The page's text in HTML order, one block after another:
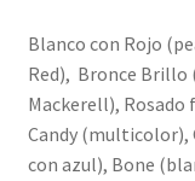
Blanco con Rojo
Red), Bronce Brillo
Mackerell),
Candy (multicolor),
con azul), Bone